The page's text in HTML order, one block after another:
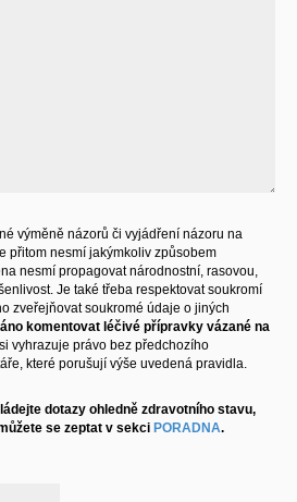
výměně názorů či vyjádření názoru na
přitom nesmí jakýmkoliv způsobem
nesmí propagovat národnostní, rasovou,
Je také třeba respektovat soukromí
zveřejňovat soukromé údaje o jiných
komentovat léčivé přípravky vázané na
vyhrazuje právo bez předchozího
které porušují výše uvedená pravidla.
dotazy ohledně zdravotního stavu,
se zeptat v sekci PORADNA.